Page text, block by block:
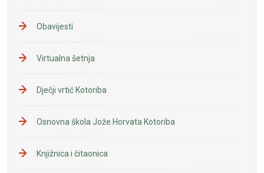
Obavijesti
Virtualna šetnja
Dječji vrtić Kotoriba
Osnovna škola Jože Horvata Kotoriba
Knjižnica i čitaonica